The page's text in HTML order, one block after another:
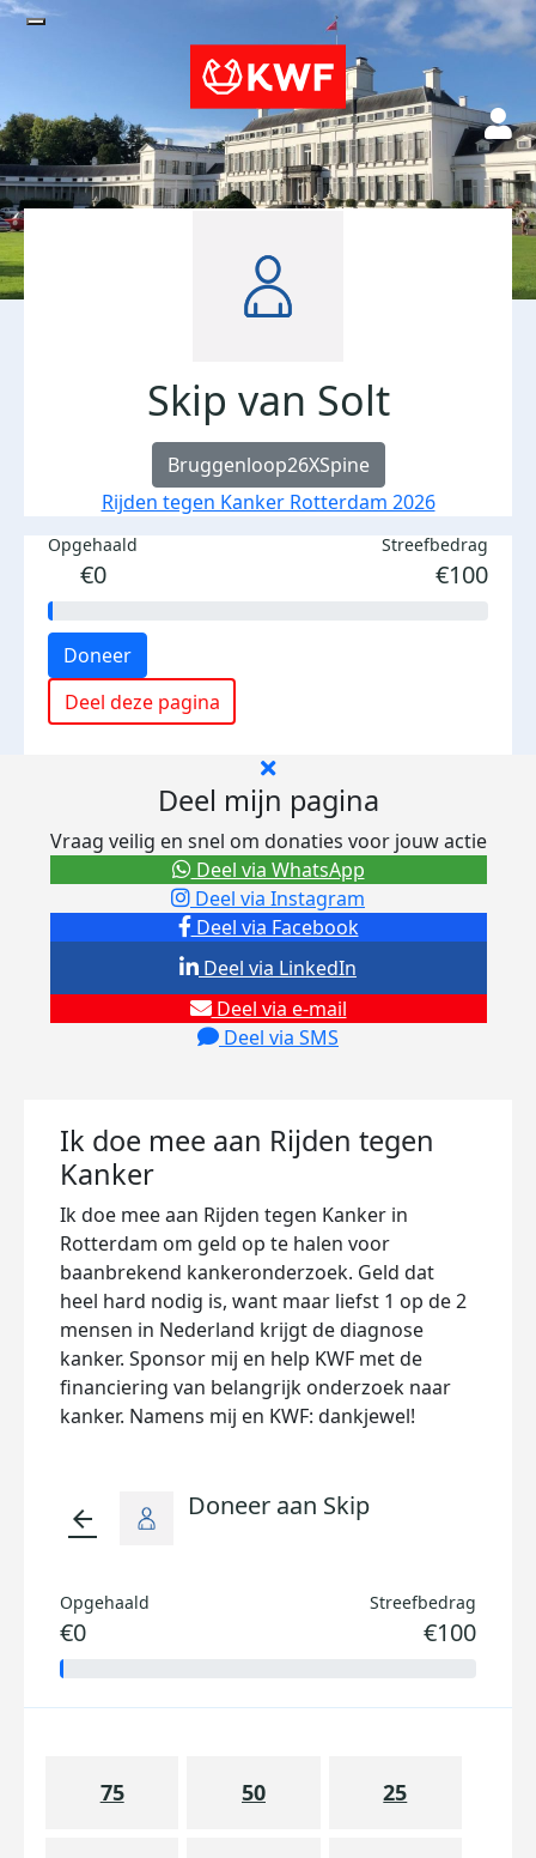
Skip van Solt
Bruggenloop26XSpine
Rijden tegen Kanker Rotterdam 2026
Opgehaald
€0
Streefbedrag
€100
Doneer
Deel deze pagina
Deel mijn pagina
Vraag veilig en snel om donaties voor jouw actie
Deel via Facebook
Deel via Instagram
Deel via e-mail
Deel via SMS
Deel via LinkedIn
Deel via WhatsApp
Ik doe mee aan Rijden tegen
Kanker
Ik doe mee aan Rijden tegen Kanker in
Rotterdam om geld op te halen voor
baanbrekend kankeronderzoek. Geld dat
heel hard nodig is, want maar liefst 1 op de 2
mensen in Nederland krijgt de diagnose
kanker. Sponsor mij en help KWF met de
financiering van belangrijk onderzoek naar
kanker. Namens mij en KWF: dankjewel!
arrow_back Doneer aan Skip
Opgehaald
€0
Streefbedrag
€100
75 50 25